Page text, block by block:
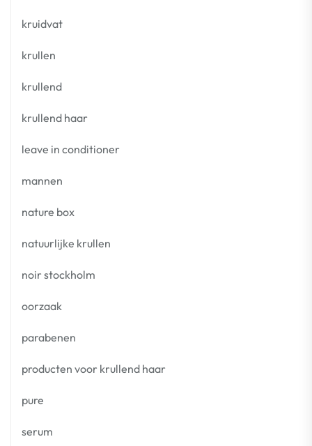
kruidvat
krullen
krullend
krullend haar
leave in conditioner
mannen
nature box
natuurlijke krullen
noir stockholm
oorzaak
parabenen
producten voor krullend haar
pure
serum